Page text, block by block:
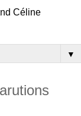
Céline
▼